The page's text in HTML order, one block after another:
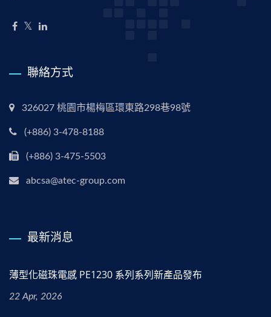
聯絡方式
326027 桃園市楊梅區環東路298巷98號
(+886) 3-478-8188
(+886) 3-475-5503
abcsa@atec-group.com
最新消息
薄型化磁珠電感 PE1230 系列系列新產品發布
22 Apr, 2026